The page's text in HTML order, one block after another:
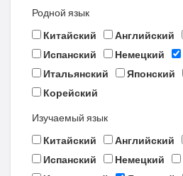
Родной язык
Китайский
Английский
Испанский
Немецкий
Итальянский
Японский
Корейский
Изучаемый язык
Китайский
Английский
Испанский
Немецкий